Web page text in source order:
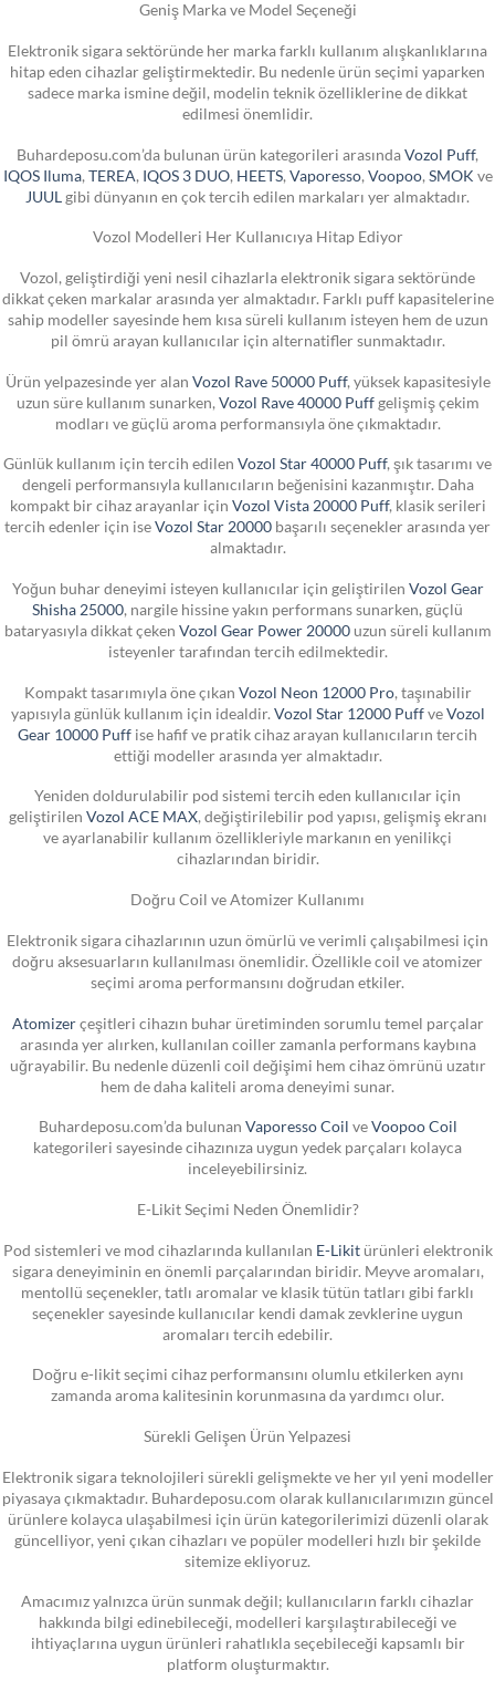
Geniş Marka ve Model Seçeneği
Elektronik sigara sektöründe her marka farklı kullanım alışkanlıklarına
hitap eden cihazlar geliştirmektedir. Bu nedenle ürün seçimi yaparken
sadece marka ismine değil, modelin teknik özelliklerine de dikkat
edilmesi önemlidir.
Buhardeposu.com’da bulunan ürün kategorileri arasındaVozol Puff,
IQOS Iluma, TEREA, IQOS 3 DUO, HEETS, Vaporesso, Voopoo, SMOK ve
JUUL gibi dünyanın en çok tercih edilen markaları yer almaktadır.
Vozol Modelleri Her Kullanıcıya Hitap Ediyor
Vozol, geliştirdiği yeni nesil cihazlarla elektronik sigara sektöründe
dikkat çeken markalar arasında yer almaktadır. Farklı puff kapasitelerine
sahip modeller sayesinde hem kısa süreli kullanım isteyen hem de uzun
pil ömrü arayan kullanıcılar için alternatifler sunmaktadır.
Ürün yelpazesinde yer alan Vozol Rave 50000 Puff, yüksek kapasitesiyle
uzun süre kullanım sunarken, Vozol Rave 40000 Puffgelişmiş çekim
modları ve güçlü aroma performansıyla öne çıkmaktadır.
Günlük kullanım için tercih edilen Vozol Star 40000 Puff, şık tasarımı ve
dengeli performansıyla kullanıcıların beğenisini kazanmıştır. Daha
kompakt bir cihaz arayanlar için Vozol Vista 20000 Puff, klasik serileri
tercih edenler için iseVozol Star 20000 başarılı seçenekler arasında yer
almaktadır.
Yoğun buhar deneyimi isteyen kullanıcılar için geliştirilen Vozol Gear
Shisha 25000, nargile hissine yakın performans sunarken, güçlü
bataryasıyla dikkat çeken Vozol Gear Power 20000uzun süreli kullanım
isteyenler tarafından tercih edilmektedir.
Kompakt tasarımıyla öne çıkan Vozol Neon 12000 Pro, taşınabilir
yapısıyla günlük kullanım için idealdir. Vozol Star 12000 PuffveVozol
Gear 10000 Puff ise hafif ve pratik cihaz arayan kullanıcıların tercih
ettiği modeller arasında yer almaktadır.
Yeniden doldurulabilir pod sistemi tercih eden kullanıcılar için
geliştirilen Vozol ACE MAX, değiştirilebilir pod yapısı, gelişmiş ekranı
ve ayarlanabilir kullanım özellikleriyle markanın en yenilikçi
cihazlarından biridir.
Doğru Coil ve Atomizer Kullanımı
Elektronik sigara cihazlarının uzun ömürlü ve verimli çalışabilmesi için
doğru aksesuarların kullanılması önemlidir. Özellikle coil ve atomizer
seçimi aroma performansını doğrudan etkiler.
Atomizerçeşitleri cihazın buhar üretiminden sorumlu temel parçalar
arasında yer alırken, kullanılan coiller zamanla performans kaybına
uğrayabilir. Bu nedenle düzenli coil değişimi hem cihaz ömrünü uzatır
hem de daha kaliteli aroma deneyimi sunar.
Buhardeposu.com’da bulunan Vaporesso Coil veVoopoo Coil
kategorileri sayesinde cihazınıza uygun yedek parçaları kolayca
inceleyebilirsiniz.
E-Likit Seçimi Neden Önemlidir?
Pod sistemleri ve mod cihazlarında kullanılan E-Likitürünleri elektronik
sigara deneyiminin en önemli parçalarından biridir. Meyve aromaları,
mentollü seçenekler, tatlı aromalar ve klasik tütün tatları gibi farklı
seçenekler sayesinde kullanıcılar kendi damak zevklerine uygun
aromaları tercih edebilir.
Doğru e-likit seçimi cihaz performansını olumlu etkilerken aynı
zamanda aroma kalitesinin korunmasına da yardımcı olur.
Sürekli Gelişen Ürün Yelpazesi
Elektronik sigara teknolojileri sürekli gelişmekte ve her yıl yeni modeller
piyasaya çıkmaktadır. Buhardeposu.com olarak kullanıcılarımızın güncel
ürünlere kolayca ulaşabilmesi için ürün kategorilerimizi düzenli olarak
güncelliyor, yeni çıkan cihazları ve popüler modelleri hızlı bir şekilde
sitemize ekliyoruz.
Amacımız yalnızca ürün sunmak değil; kullanıcıların farklı cihazlar
hakkında bilgi edinebileceği, modelleri karşılaştırabileceği ve
ihtiyaçlarına uygun ürünleri rahatlıkla seçebileceği kapsamlı bir
platform oluşturmaktır.